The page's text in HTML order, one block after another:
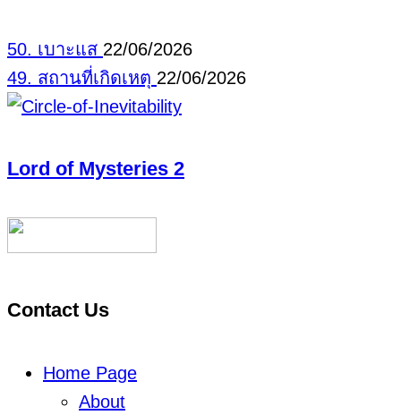
50. เบาะแส 22/06/2026
49. สถานที่เกิดเหตุ 22/06/2026
Lord of Mysteries 2
Contact Us
Home Page
About